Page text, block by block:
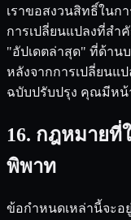
เราขอสงวนสิทธิ์ในก
การเปลี่ยนแปลงที่สำ
"อัปเดตล่าสุด" ที่ด้าน
หลังจากการเปลี่ยนแ
ฉบับปรับปรุง คุณมีหน้
16. กฎหมายที่
พิพาท
ข้อกำหนดเหล่านี้จะอ